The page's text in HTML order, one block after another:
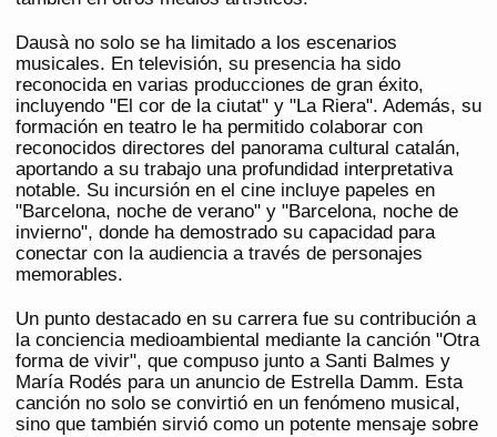
Dausà no solo se ha limitado a los escenarios
musicales. En televisión, su presencia ha sido
reconocida en varias producciones de gran éxito,
incluyendo "El cor de la ciutat" y "La Riera". Además, su
formación en teatro le ha permitido colaborar con
reconocidos directores del panorama cultural catalán,
aportando a su trabajo una profundidad interpretativa
notable. Su incursión en el cine incluye papeles en
"Barcelona, noche de verano" y "Barcelona, noche de
invierno", donde ha demostrado su capacidad para
conectar con la audiencia a través de personajes
memorables.
Un punto destacado en su carrera fue su contribución a
la conciencia medioambiental mediante la canción "Otra
forma de vivir", que compuso junto a Santi Balmes y
María Rodés para un anuncio de Estrella Damm. Esta
canción no solo se convirtió en un fenómeno musical,
sino que también sirvió como un potente mensaje sobre